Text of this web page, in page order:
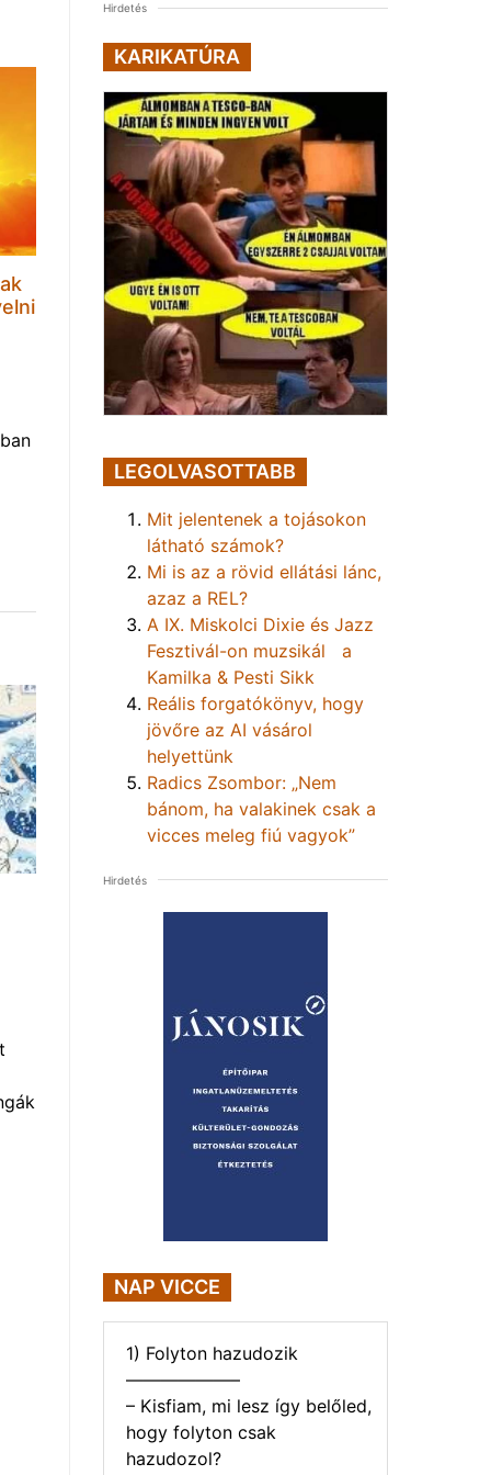
Hirdetés
KARIKATÚRA
LEGOLVASOTTABB
Mit jelentenek a tojásokon
látható számok?
Mi is az a rövid ellátási lánc,
azaz a REL?
A IX. Miskolci Dixie és Jazz
Fesztivál-on muzsikál a
Kamilka & Pesti Sikk
Reális forgatókönyv, hogy
jövőre az AI vásárol
helyettünk
Radics Zsombor: „Nem
bánom, ha valakinek csak a
vicces meleg fiú vagyok”
Hirdetés
NAP VICCE
1) Folyton hazudozik
——————–
– Kisfiam, mi lesz így belőled,
hogy folyton csak
hazudozol?